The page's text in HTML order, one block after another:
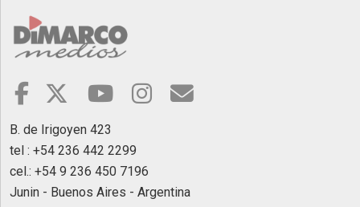
B. de Irigoyen 423
tel : +54 236 442 2299
cel.: +54 9 236 450 7196
Junin - Buenos Aires - Argentina